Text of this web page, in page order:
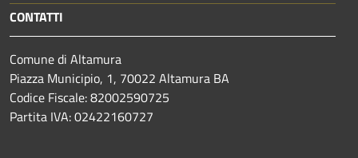
CONTATTI
Comune di Altamura
Piazza Municipio, 1, 70022 Altamura BA
Codice Fiscale: 82002590725
Partita IVA: 02422160727